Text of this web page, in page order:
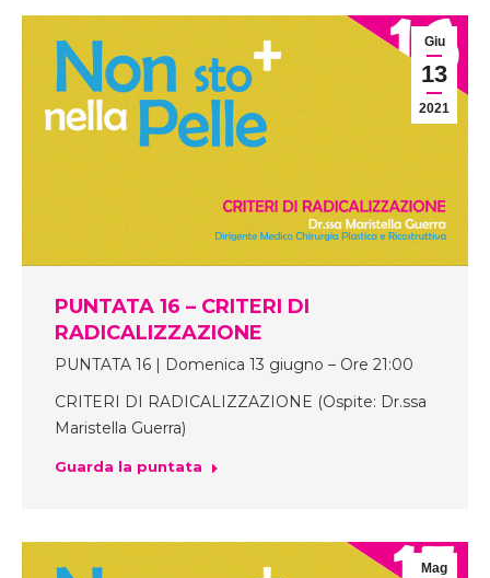
Giu
13
2021
PUNTATA 16 – CRITERI DI
RADICALIZZAZIONE
PUNTATA 16 | Domenica 13 giugno – Ore 21:00
CRITERI DI RADICALIZZAZIONE (Ospite: Dr.ssa
Maristella Guerra)
Guarda la puntata
Mag